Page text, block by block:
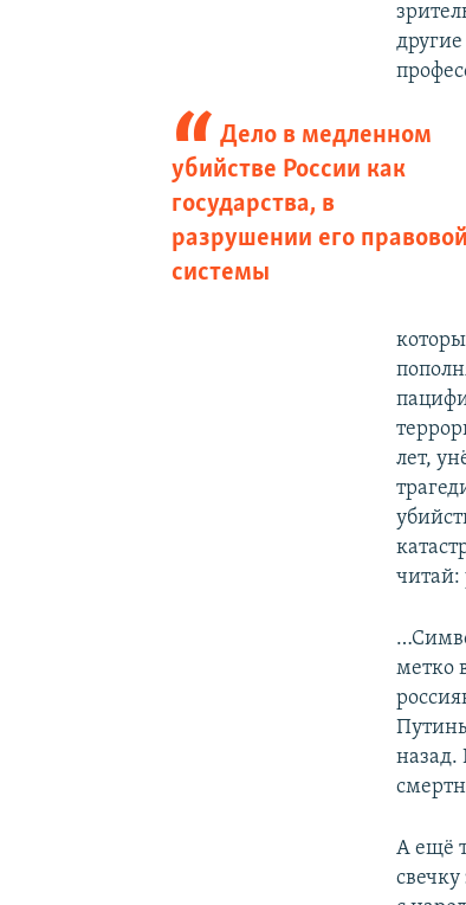
Дело в медленном
убийстве России как
государства, в
разрушении его правовой
системы
лет,
читай:
метко
назад.
А ещё